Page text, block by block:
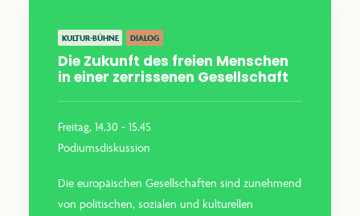
KULTUR-BÜHNE DIALOG
Die Zukunft des freien Menschen
in einer zerrissenen Gesellschaft
Freitag, 14.30 - 15.45
Podiumsdiskussion
Die europäischen Gesellschaften sind zunehmend
von politischen, sozialen und kulturellen